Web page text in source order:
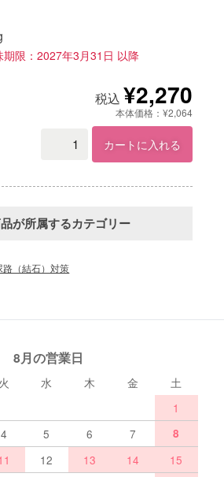
期限：2027年3月31日 以降
税込 ¥2,270
本体価格：¥2,064
カートに入れる
が所属するカテゴリー
路（結石）対策
8月の営業日
火 水 木 金
土
1
4 5 6 7 8
12 13 14
15